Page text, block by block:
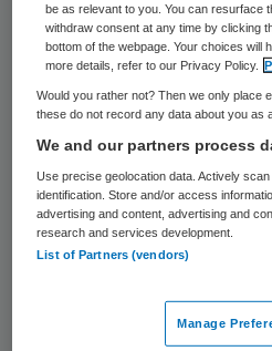
overeen met het
afgelopen jaren, vertelt
politiewoordvoerder.
het er wat minder, maar
dat het er wat meer
maken met grote
Robert M. Het jaar dat
werd zoveel
Wat ook niet in de
be as relevant to you. You can resurface
withdraw consent at any time by clicking
bottom of the webpage. Your choices will
more details, refer to our Privacy Policy.
Would you rather not? Then we only place
these do not record any data about you as
We and our partners process
Use precise geolocation data. Actively
identification. Store and/or access
advertising and content, advertising and
research and services development.
List of Partners (vendors)
Manage